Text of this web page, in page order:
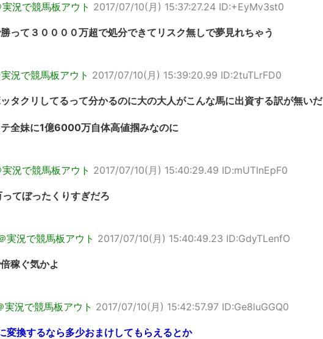
況で競馬板アウト 2017/07/10(月) 15:37:27.24 ID:+EyMv3st0
って３００００万超で処分できてリスク無しで夢見れちゃう
況で競馬板アウト 2017/07/10(月) 15:39:20.99 ID:2tuTLrFD0
タクリしてるって分かるのに大の大人がこんな馬に出資する訳が無いだ
全妹に1億6000万自体高値掴みなのに
況で競馬板アウト 2017/07/10(月) 15:40:29.49 ID:mUTInEpF0
てぼったくりすぎだろ
実況で競馬板アウト 2017/07/10(月) 15:40:49.23 ID:GdyTLenfO
稼ぐ気かよ
実況で競馬板アウト 2017/07/10(月) 15:42:57.97 ID:Ge8luGGQ0
変換するなら多少おまけしてもらえるとか